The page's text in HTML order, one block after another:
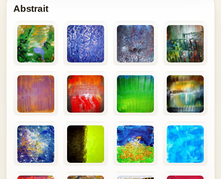
Abstrait